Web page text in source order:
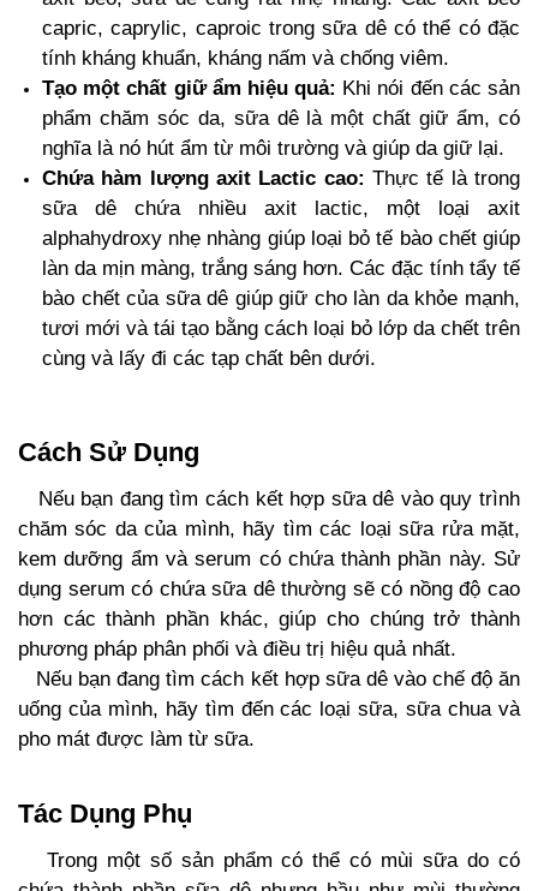
capric, caprylic, caproic trong sữa dê có thể có đặc
tính kháng khuẩn, kháng nấm và chống viêm.
Tạo một chất giữ ẩm hiệu quả: Khi nói đến các sản
phẩm chăm sóc da, sữa dê là một chất giữ ẩm, có
nghĩa là nó hút ẩm từ môi trường và giúp da giữ lại.
Chứa hàm lượng axit Lactic cao: Thực tế là trong
sữa dê chứa nhiều axit lactic, một loại axit
alphahydroxy nhẹ nhàng giúp loại bỏ tế bào chết giúp
làn da mịn màng, trắng sáng hơn. Các đặc tính tẩy tế
bào chết của sữa dê giúp giữ cho làn da khỏe mạnh,
tươi mới và tái tạo bằng cách loại bỏ lớp da chết trên
cùng và lấy đi các tạp chất bên dưới.
Cách Sử Dụng
Nếu bạn đang tìm cách kết hợp sữa dê vào quy trình
chăm sóc da của mình, hãy tìm các loại sữa rửa mặt,
kem dưỡng ẩm và serum có chứa thành phần này. Sử
dụng serum có chứa sữa dê thường sẽ có nồng độ cao
hơn các thành phần khác, giúp cho chúng trở thành
phương pháp phân phối và điều trị hiệu quả nhất.
Nếu bạn đang tìm cách kết hợp sữa dê vào chế độ ăn
uống của mình, hãy tìm đến các loại sữa, sữa chua và
pho mát được làm từ sữa.
Tác Dụng Phụ
Trong một số sản phẩm có thể có mùi sữa do có